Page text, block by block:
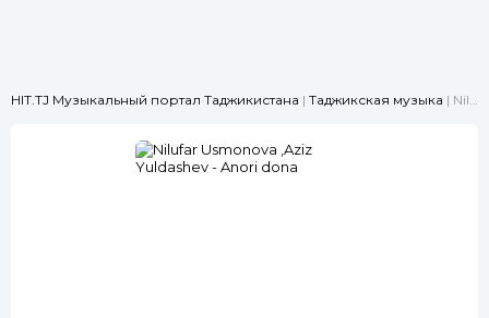
HIT.TJ Музыкальный портал Таджикистана | Таджикская музыка | Nilufar Usmonova ,Aziz Yuldashev - Anori dona